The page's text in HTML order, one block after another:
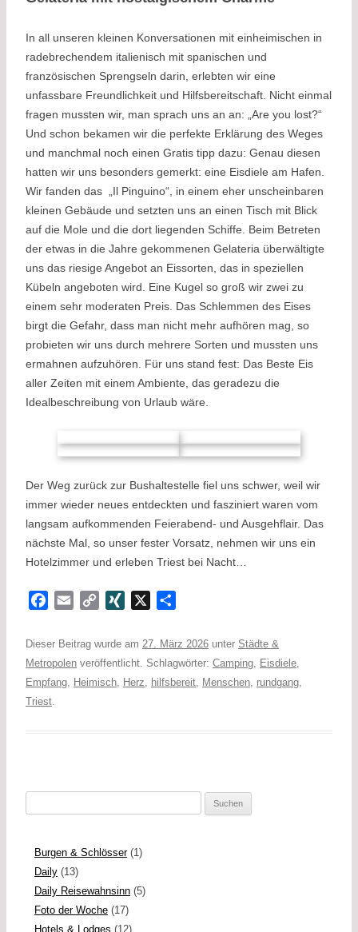
In all unseren kleinen Konversationen mit einheimischen in
radebrechendem italienisch mit spanischen und
französischen Sprengseln darin, erlebten wir eine
unfassbare Freundlichkeit und Hilfsbereitschaft. Nicht einmal
fragen mussten wir, man sprach uns an an: „Are you lost?“
Und schon bekamen wir die perfekte Erklärung des Weges
und manchmal noch einen Gratis tipp dazu: Genau diesen
hatten wir uns besonders gemerkt: eine Eisdiele am Hafen.
Wir fanden das „Il Pinguino“, in einem eher unscheinbaren
kleinen Gebäude und setzten uns an einen Tisch mit Blick
auf die Mole und die dort liegenden Schiffe. Beim Betreten
der etwas in die Jahre gekommenen Gelateria überwältigte
uns das riesige Angebot an Eissorten, das in speziellen
Kübeln angeboten wird. Eine Kugel so groß wir zwei zu
einem sehr moderaten Preis. Das Schlemmen des Eises
birgt die Gefahr, dass man nicht mehr aufhören mag, so
probieten wir uns durch mehrere Sorten und mussten uns
ermahnen aufzuhören. Für uns stand fest: Das Beste Eis
aller Zeiten mit einem Ambiente, das geradezu die
Idealbeschreibung von Urlaub wäre.
Der Weg zurück zur Bushaltestelle fiel uns schwer, weil wir
immer wieder neues entdeckten und fasziniert waren vom
langsam aufkommenden Feierabend- und Ausgehflair. Das
nächste Mal, so unser fester Vorsatz, nehmen wir uns ein
Hotelzimmer und erleben Triest bei Nacht…
b
o
a
l
y
G
Dieser Beitrag wurde am 27. März 2026 unter Städte &
Metropolen veröffentlicht. Schlagwörter: Camping Eisdiele
Empfang Heimisch Herz hilfsbereit Menschen rundgang
Triest
nach:
Burgen & Schlösser(1)
Daily(13)
Daily Reisewahnsinn(5)
Foto der Woche(17)
Hotels & Lodges (12)